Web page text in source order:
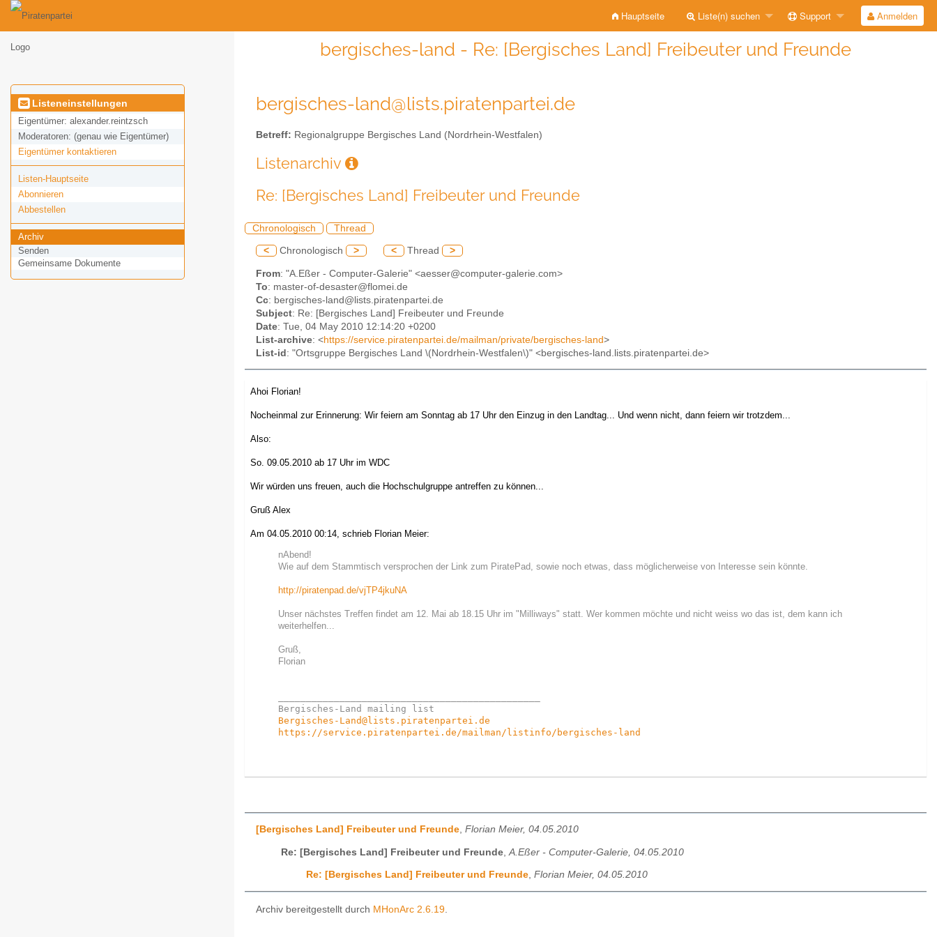
Hauptseite Liste(n) suchen Support Anmelden
bergisches-land - Re: [Bergisches Land] Freibeuter und Freunde
Listeneinstellungen
Eigentümer: alexander.reintzsch
Moderatoren: (genau wie Eigentümer)
Eigentümer kontaktieren
Listen-Hauptseite
Abonnieren
Abbestellen
Archiv
Senden
Gemeinsame Dokumente
bergisches-land@lists.piratenpartei.de
Betreff: Regionalgruppe Bergisches Land (Nordrhein-Westfalen)
Listenarchiv
Re: [Bergisches Land] Freibeuter und Freunde
Chronologisch Thread
< Chronologisch > < Thread >
From: "A.Eßer - Computer-Galerie" <aesser@computer-galerie.com>
To: master-of-desaster@flomei.de
Cc: bergisches-land@lists.piratenpartei.de
Subject: Re: [Bergisches Land] Freibeuter und Freunde
Date: Tue, 04 May 2010 12:14:20 +0200
List-archive: <https://service.piratenpartei.de/mailman/private/bergisches-land>
List-id : "Ortsgruppe Bergisches Land \(Nordrhein-Westfalen\)" <bergisches-land.lists.piratenpartei.de>
Ahoi Florian!
Nocheinmal zur Erinnerung: Wir feiern am Sonntag ab 17 Uhr den Einzug in den Landtag... Und wenn nicht, dann feiern wir trotzdem...
Also:
So. 09.05.2010 ab 17 Uhr im WDC
Wir würden uns freuen, auch die Hochschulgruppe antreffen zu können...
Gruß Alex
Am 04.05.2010 00:14, schrieb Florian Meier:
nAbend!
Wie auf dem Stammtisch versprochen der Link zum PiratePad, sowie noch etwas, dass möglicherweise von Interesse sein könnte.
http://piratenpad.de/vjTP4jkuNA
Unser nächstes Treffen findet am 12. Mai ab 18.15 Uhr im "Milliways" statt. Wer kommen möchte und nicht weiss wo das ist, dem kann ich
weiterhelfen...
Gruß,
Florian
Bergisches-Land@lists.piratenpartei.de
https://service.piratenpartei.de/mailman/listinfo/bergisches-land
[Bergisches Land] Freibeuter und Freunde, Florian Meier, 04.05.2010
Re: [Bergisches Land] Freibeuter und Freunde A.Eßer - Computer-Galerie, 04.05.2010
Re: [Bergisches Land] Freibeuter und Freunde, Florian Meier, 04.05.2010
Archiv bereitgestellt durch MHonArc 2.6.19